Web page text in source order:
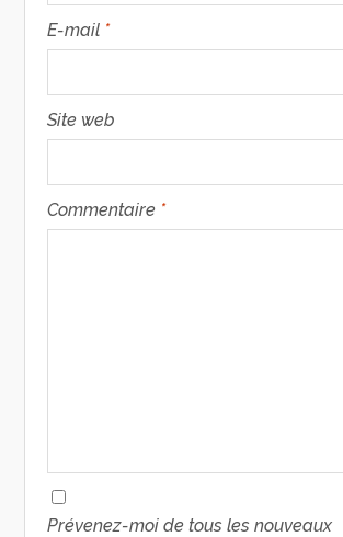
E-mail *
Site web
Commentaire *
Prévenez-moi de tous les nouveaux